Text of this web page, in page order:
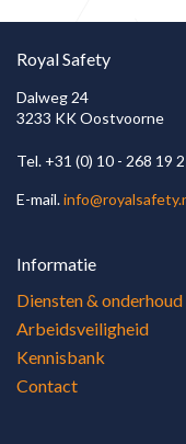
Blusmiddelen
Royal Safety
Dalweg 24
3233 KK Oostvoorne
Tel. +31 (0) 10 - 268 19
E-mail.
Informatie
Diensten & onderhoud
Arbeidsveiligheid
Kennisbank
Contact